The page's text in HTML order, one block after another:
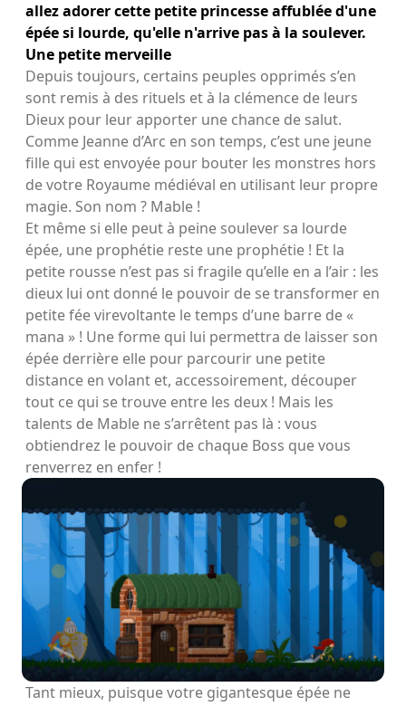
allez adorer cette petite princesse affublée d'une
épée si lourde, qu'elle n'arrive pas à la soulever.
Une petite merveille
Depuis toujours, certains peuples opprimés s’en
sont remis à des rituels et à la clémence de leurs
Dieux pour leur apporter une chance de salut.
Comme Jeanne d’Arc en son temps, c’est une jeune
fille qui est envoyée pour bouter les monstres hors
de votre Royaume médiéval en utilisant leur propre
magie. Son nom ? Mable !
Et même si elle peut à peine soulever sa lourde
épée, une prophétie reste une prophétie ! Et la
petite rousse n’est pas si fragile qu’elle en a l’air : les
dieux lui ont donné le pouvoir de se transformer en
petite fée virevoltante le temps d’une barre de «
mana » ! Une forme qui lui permettra de laisser son
épée derrière elle pour parcourir une petite
distance en volant et, accessoirement, découper
tout ce qui se trouve entre les deux ! Mais les
talents de Mable ne s’arrêtent pas là : vous
obtiendrez le pouvoir de chaque Boss que vous
renverrez en enfer !
Tant mieux, puisque votre gigantesque épée ne